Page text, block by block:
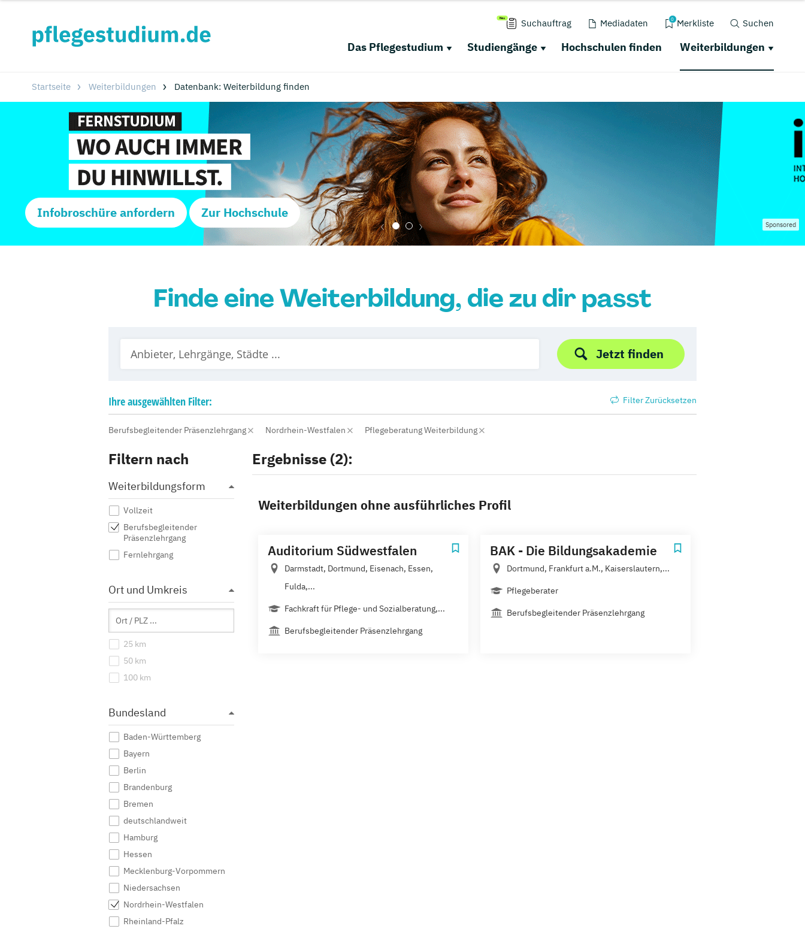
Suchauftrag Mediadaten 0 Merkliste Suchen
Das Pflegestudium Studiengänge Hochschulen finden Weiterbildungen
Startseite Weiterbildungen Datenbank: Weiterbildung finden
Infobroschüre anfordern Zur Hochschule
Sponsored
Finde eine Weiterbildung, die zu dir passt
Jetzt finden
Ihreausgewählten Filter: Filter Zurücksetzen
Berufsbegleitender Präsenzlehrgang Nordrhein-Westfalen Pflegeberatung Weiterbildung
Filtern nach
Weiterbildungsform
Vollzeit
Berufsbegleitender
Präsenzlehrgang
Fernlehrgang
Ort und Umkreis
25 km
50 km
100 km
Bundesland
Baden-Württemberg
Bayern
Berlin
Brandenburg
Bremen
deutschlandweit
Hamburg
Hessen
Mecklenburg-Vorpommern
Niedersachsen
Nordrhein-Westfalen
Rheinland-Pfalz
Ergebnisse (2):
Weiterbildungen ohne ausführliches Profil
Auditorium Südwestfalen
Darmstadt, Dortmund, Eisenach, Essen,
Fulda,...
Fachkraft für Pflege- und Sozialberatung,...
Berufsbegleitender Präsenzlehrgang
BAK - Die Bildungsakademie
Dortmund, Frankfurt a.M., Kaiserslautern,...
Pflegeberater
Berufsbegleitender Präsenzlehrgang